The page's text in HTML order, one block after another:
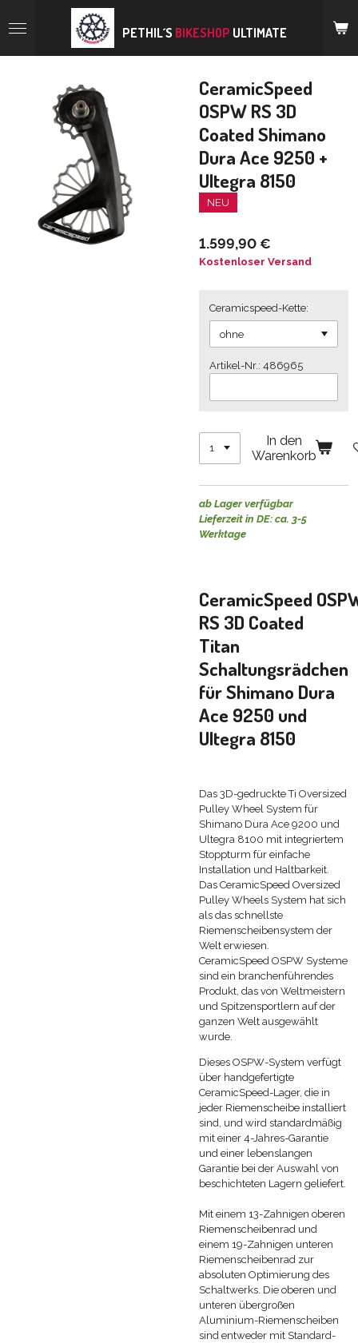
Hauptinhalt
PETHIL´S BIKESHOP ULTIMATE
CeramicSpeed
OSPW RS 3D
Coated Shimano
Dura Ace 9250 +
Ultegra 8150
NEU
1.599,90 €
Kostenloser Versand
Ceramicspeed-Kette:
Artikel-Nr.: 486965
In den
Warenkorb
ab Lager verfügbar
Lieferzeit in DE: ca. 3-5
Werktage
CeramicSpeed
RS 3D Coated
Titan
Schaltungsrädchen
für Shimano Dura
Ace 9250 und
Ultegra 8150
Das 3D-gedruckte Ti Oversized
Pulley Wheel System für
Shimano Dura Ace 9200 und
Ultegra 8100 mit integriertem
Stoppturm für einfache
Installation und Haltbarkeit.
Das CeramicSpeed Oversized
Pulley Wheels System hat sich
als das schnellste
Riemenscheibensystem der
Welt erwiesen.
CeramicSpeed OSPW Systeme
sind ein branchenführendes
Produkt, das von Weltmeistern
und Spitzensportlern auf der
ganzen Welt ausgewählt
wurde.
Dieses OSPW-System verfügt
über handgefertigte
CeramicSpeed-Lager, die in
jeder Riemenscheibe installiert
sind, und wird standardmäßig
mit einer 4-Jahres-Garantie
und einer lebenslangen
Garantie bei der Auswahl von
beschichteten Lagern geliefert.
Mit einem 13-Zahnigen oberen
Riemenscheibenrad und
einem 19-Zahnigen unteren
Riemenscheibenrad zur
absoluten Optimierung des
Schaltwerks. Die oberen und
unteren übergroßen
Aluminium-Riemenscheiben
sind entweder mit Standard-